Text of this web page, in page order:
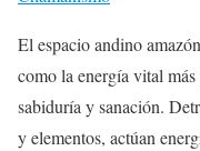
El espacio andino
como la energía vital
sabiduría y sanación.
y elementos, actúan